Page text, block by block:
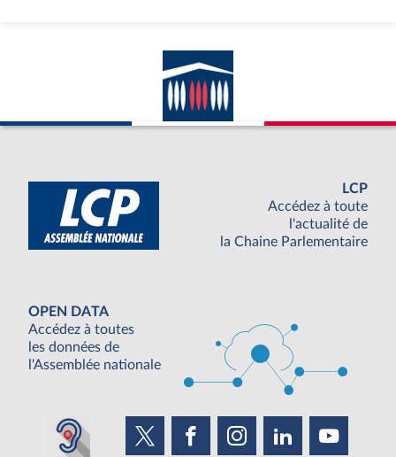
LCP
Accédez à toute
l'actualité de
la Chaine Parlementaire
OPEN DATA
Accédez à toutes
les données de
l'Assemblée nationale